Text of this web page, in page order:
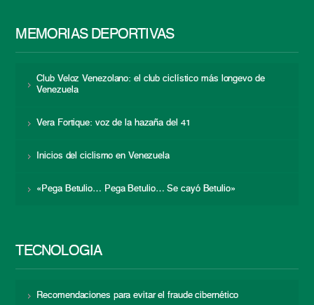
MEMORIAS DEPORTIVAS
Club Veloz Venezolano: el club ciclístico más longevo de
Venezuela
Vera Fortique: voz de la hazaña del 41
Inicios del ciclismo en Venezuela
«Pega Betulio… Pega Betulio… Se cayó Betulio»
TECNOLOGÍA
Recomendaciones para evitar el fraude cibernético